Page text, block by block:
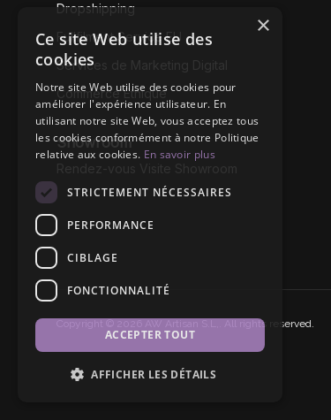
Dropshipping
Fullfilment Service EU
Services de Marketing Digital
Commerce Éthique
Showroom
Copyright © 2026 AW Artisan S.L,. All rights reserved.
×
Ce site Web utilise des
cookies
Notre site Web utilise des cookies pour
améliorer l'expérience utilisateur. En
utilisant notre site Web, vous acceptez tous
les cookies conformément à notre Politique
relative aux cookies. En savoir plus
STRICTEMENT NÉCESSAIRES
PERFORMANCE
CIBLAGE
FONCTIONNALITÉ
ACCEPTER TOUT
AFFICHER LES DÉTAILS